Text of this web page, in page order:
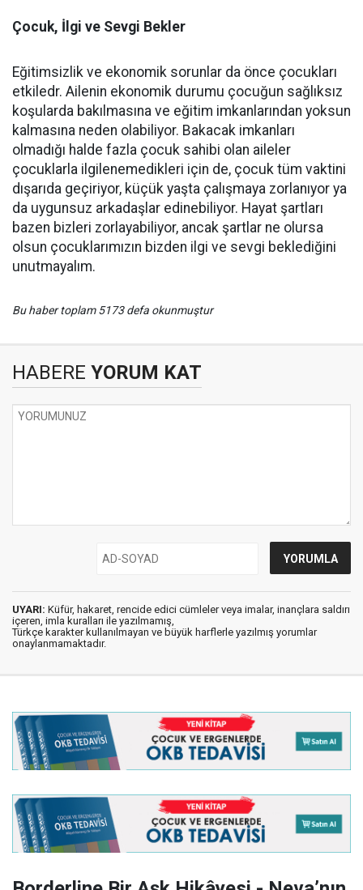
Çocuk, İlgi ve Sevgi Bekler
Eğitimsizlik ve ekonomik sorunlar da önce çocukları
etkiledr. Ailenin ekonomik durumu çocuğun sağlıksız
koşularda bakılmasına ve eğitim imkanlarından yoksun
kalmasına neden olabiliyor. Bakacak imkanları
olmadığı halde fazla çocuk sahibi olan aileler
çocuklarla ilgilenemedikleri için de, çocuk tüm vaktini
dışarıda geçiriyor, küçük yaşta çalışmaya zorlanıyor ya
da uygunsuz arkadaşlar edinebiliyor. Hayat şartları
bazen bizleri zorlayabiliyor, ancak şartlar ne olursa
olsun çocuklarımızın bizden ilgi ve sevgi beklediğini
unutmayalım.
Bu haber toplam 5173 defa okunmuştur
HABERE YORUM KAT
UYARI: Küfür, hakaret, rencide edici cümleler veya imalar, inançlara saldırı
içeren, imla kuralları ile yazılmamış,
Türkçe karakter kullanılmayan ve büyük harflerle yazılmış yorumlar
onaylanmamaktadır.